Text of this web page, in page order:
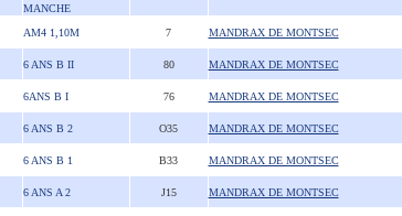
MANCHE
AM4 1,10M 7 MANDRAX DE MONTSEC
6 ANS B II 80 MANDRAX DE MONTSEC
6ANS B I 76 MANDRAX DE MONTSEC
6 ANS B 2 O35 MANDRAX DE MONTSEC
6 ANS B 1 B33 MANDRAX DE MONTSEC
6 ANS A 2 J15 MANDRAX DE MONTSEC